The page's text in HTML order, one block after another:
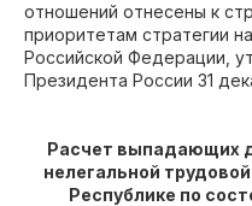
отношений отнесены к
приоритетам стратегии
Российской Федерации,
Президента России 31
Расчет выпадающих
нелегальной
Республике по